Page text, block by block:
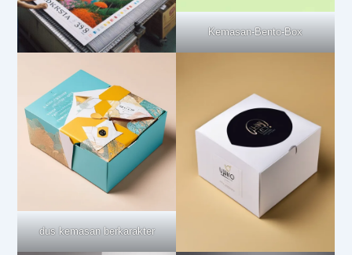
Kemasan-Bento-Box
dus kemasan berkarakter